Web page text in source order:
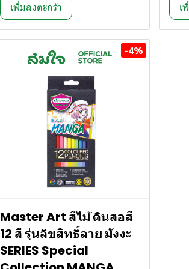
เพิ่มลงตะกร้า เ
-4%
Master Art สีไม้ ดินสอสี
12 สี รุ่นลิขสิทธิ์ลาย มังงะ
SERIES Special